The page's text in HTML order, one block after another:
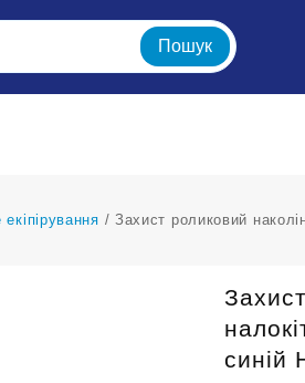
Пошук
/ Захист роликовий
синій